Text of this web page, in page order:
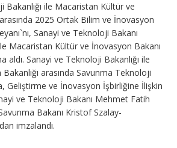
Bakanlığı ile Macaristan Kültür ve
2025 Ortak Bilim ve İnovasyon
Sanayi ve Teknoloji Bakanı
Macaristan Kültür ve İnovasyon Bakanı
aldı. Sanayi ve Teknoloji Bakanlığı ile
arasında Savunma Teknoloji
Geliştirme ve İnovasyon İşbirliğine İlişkin
ve Teknoloji Bakanı Mehmet Fatih
Bakanı Kristof Szalay-
imzalandı.